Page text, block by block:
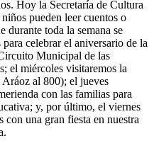
Hoy la Secretaría de Cultura
pueden leer cuentos o
durante toda la semana se
celebrar el aniversario de la
Municipal de las
el miércoles visitaremos la
al 800); el jueves
con las familias para
y, por último, el viernes
una gran fiesta en nuestra